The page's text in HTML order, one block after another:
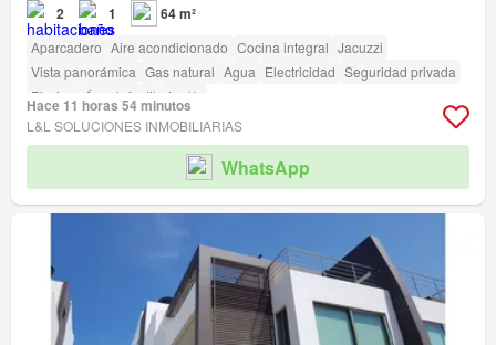
2 1 64 m²
Aparcadero Aire acondicionado Cocina integral Jacuzzi
Vista panorámica Gas natural Agua Electricidad Seguridad privada
Piscina
Área infantil Jardín
Hace 11 horas 54 minutos
L&L SOLUCIONES INMOBILIARIAS
WhatsApp